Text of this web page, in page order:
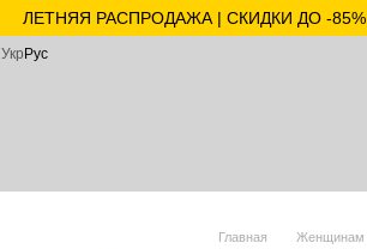
ЛЕТНЯЯ РАСПРОДАЖА | СКИДКИ ДО -85%
Укр Рус
Главная Женщинам